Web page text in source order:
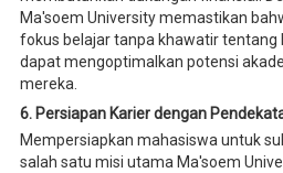
Ma'soem University memastikan
fokus belajar tanpa khawatir tentang
dapat mengoptimalkan potensi
mereka.
6. Persiapan Karier dengan
Mempersiapkan mahasiswa untuk
salah satu misi utama Ma'soem